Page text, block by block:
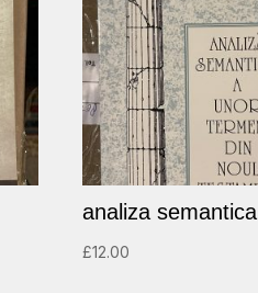
analiza semantica
£12.00